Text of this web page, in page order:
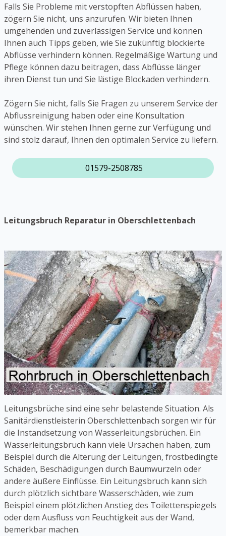
Falls Sie Probleme mit verstopften Abflüssen haben,
zögern Sie nicht, uns anzurufen. Wir bieten Ihnen
umgehenden und zuverlässigen Service und können
Ihnen auch Tipps geben, wie Sie zukünftig blockierte
Abflüsse verhindern können. Regelmäßige Wartung und
Pflege können dazu beitragen, dass Abflüsse länger
ihren Dienst tun und Sie lästige Blockaden verhindern.
Zögern Sie nicht, falls Sie Fragen zu unserem Service der
Abflussreinigung haben oder eine Konsultation
wünschen. Wir stehen Ihnen gerne zur Verfügung und
sind stolz darauf, Ihnen den optimalen Service zu liefern.
01579-2508785
Leitungsbruch Reparatur in Oberschlettenbach
Leitungsbrüche sind eine sehr belastende Situation. Als
Sanitärdienstleisterin Oberschlettenbach sorgen wir für
die Instandsetzung von Wasserleitungsbrüchen. Ein
Wasserleitungsbruch kann viele Ursachen haben, zum
Beispiel durch die Alterung der Leitungen, frostbedingte
Schäden, Beschädigungen durch Baumwurzeln oder
andere äußere Einflüsse. Ein Leitungsbruch kann sich
durch plötzlich sichtbare Wasserschäden, wie zum
Beispiel einem plötzlichen Anstieg des Toilettenspiegels
oder dem Ausfluss von Feuchtigkeit aus der Wand,
bemerkbar machen.